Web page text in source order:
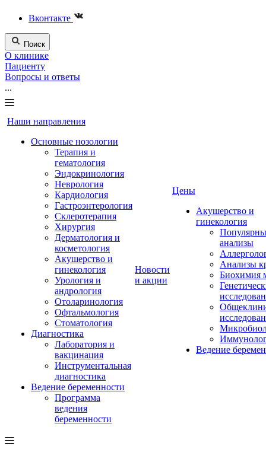
Вконтакте
Поиск
О клинике
Пациенту
Вопросы и ответы
...
Наши направления
Основные нозологии
Терапия и
гематология
Эндокринология
Неврология
Кардиология
Гастроэнтерология
Склеротерапия
Хирургия
Дерматология и
косметология
Акушерство и
гинекология
Урология и
андрология
Отоларинология
Офтальмология
Стоматология
Диагностика
Лаборатория и
вакцинация
Инструментальная
диагностика
Ведение беременности
Программа
ведения
беременности
Новости
и акции
Цены
Акушерство и
гинекология
анализы
Анализы
Биохимия
Ведение